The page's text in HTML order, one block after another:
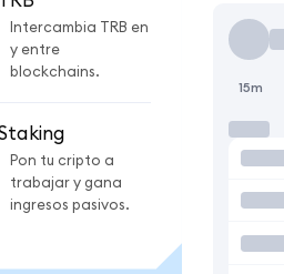
Intercambia TRB en
y entre
blockchains.
Pon tu cripto a
trabajar y gana
ingresos pasivos.
15m